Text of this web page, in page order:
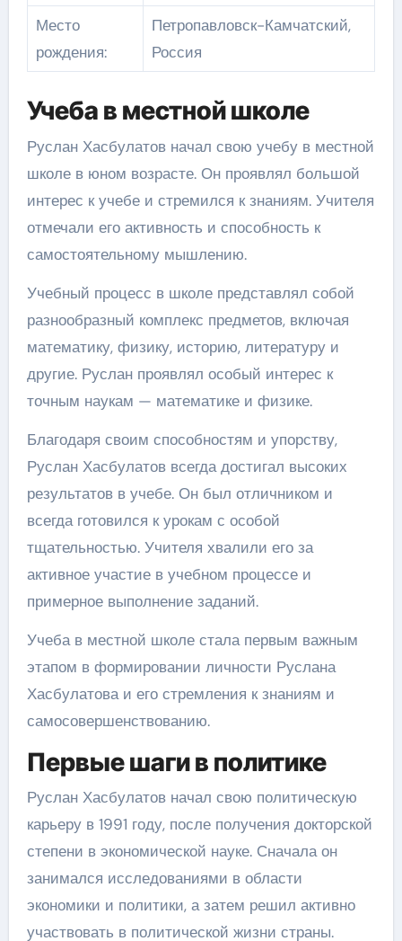
Место
рождения:
Петропавловск-Камчатский,
Россия
Учеба в местной школе
Руслан Хасбулатов начал свою учебу в местной
школе в юном возрасте. Он проявлял большой
интерес к учебе и стремился к знаниям. Учителя
отмечали его активность и способность к
самостоятельному мышлению.
Учебный процесс в школе представлял собой
разнообразный комплекс предметов, включая
математику, физику, историю, литературу и
другие. Руслан проявлял особый интерес к
точным наукам — математике и физике.
Благодаря своим способностям и упорству,
Руслан Хасбулатов всегда достигал высоких
результатов в учебе. Он был отличником и
всегда готовился к урокам с особой
тщательностью. Учителя хвалили его за
активное участие в учебном процессе и
примерное выполнение заданий.
Учеба в местной школе стала первым важным
этапом в формировании личности Руслана
Хасбулатова и его стремления к знаниям и
самосовершенствованию.
Первые шаги в политике
Руслан Хасбулатов начал свою политическую
карьеру в 1991 году, после получения докторской
степени в экономической науке. Сначала он
занимался исследованиями в области
экономики и политики, а затем решил активно
участвовать в политической жизни страны.